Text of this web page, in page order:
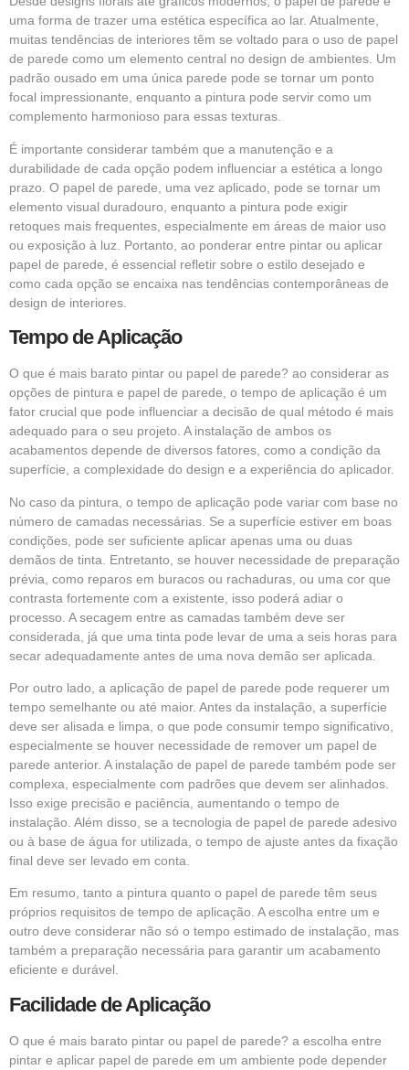
uma forma de trazer uma estética específica ao lar. Atualmente,
muitas tendências de interiores têm se voltado para o uso de papel
de parede como um elemento central no design de ambientes. Um
padrão ousado em uma única parede pode se tornar um ponto
focal impressionante, enquanto a pintura pode servir como um
complemento harmonioso para essas texturas.
É importante considerar também que a manutenção e a
durabilidade de cada opção podem influenciar a estética a longo
prazo. O papel de parede, uma vez aplicado, pode se tornar um
elemento visual duradouro, enquanto a pintura pode exigir
retoques mais frequentes, especialmente em áreas de maior uso
ou exposição à luz. Portanto, ao ponderar entre pintar ou aplicar
papel de parede, é essencial refletir sobre o estilo desejado e
como cada opção se encaixa nas tendências contemporâneas de
design de interiores.
Tempo de Aplicação
O que é mais barato pintar ou papel de parede? ao considerar as
opções de pintura e papel de parede, o tempo de aplicação é um
fator crucial que pode influenciar a decisão de qual método é mais
adequado para o seu projeto. A instalação de ambos os
acabamentos depende de diversos fatores, como a condição da
superfície, a complexidade do design e a experiência do aplicador.
No caso da pintura, o tempo de aplicação pode variar com base no
número de camadas necessárias. Se a superfície estiver em boas
condições, pode ser suficiente aplicar apenas uma ou duas
demãos de tinta. Entretanto, se houver necessidade de preparação
prévia, como reparos em buracos ou rachaduras, ou uma cor que
contrasta fortemente com a existente, isso poderá adiar o
processo. A secagem entre as camadas também deve ser
considerada, já que uma tinta pode levar de uma a seis horas para
secar adequadamente antes de uma nova demão ser aplicada.
Por outro lado, a aplicação de papel de parede pode requerer um
tempo semelhante ou até maior. Antes da instalação, a superfície
deve ser alisada e limpa, o que pode consumir tempo significativo,
especialmente se houver necessidade de remover um papel de
parede anterior. A instalação de papel de parede também pode ser
complexa, especialmente com padrões que devem ser alinhados.
Isso exige precisão e paciência, aumentando o tempo de
instalação. Além disso, se a tecnologia de papel de parede adesivo
ou à base de água for utilizada, o tempo de ajuste antes da fixação
final deve ser levado em conta.
Em resumo, tanto a pintura quanto o papel de parede têm seus
próprios requisitos de tempo de aplicação. A escolha entre um e
outro deve considerar não só o tempo estimado de instalação, mas
também a preparação necessária para garantir um acabamento
eficiente e durável.
Facilidade de Aplicação
O que é mais barato pintar ou papel de parede? a escolha entre
pintar e aplicar papel de parede em um ambiente pode depender